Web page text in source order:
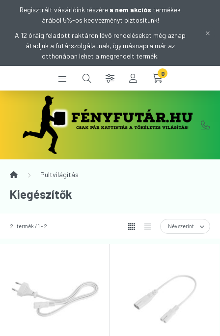
Regisztrált vásárlóink részére a nem akciós termékek
árából 5%-os kedvezményt biztosítunk!
A 12 óráig feladott raktáron lévő rendeléseket még aznap
átadjuk a futárszolgálatnak, így másnapra már az
otthonában lehet a megrendelt termék.
0
Pultvilágítás
Kiegészítők
2 termék 1 2